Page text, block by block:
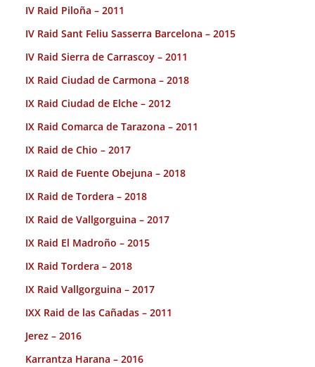
IV Raid Piloña – 2011
IV Raid Sant Feliu Sasserra Barcelona – 2015
IV Raid Sierra de Carrascoy – 2011
IX Raid Ciudad de Carmona – 2018
IX Raid Ciudad de Elche – 2012
IX Raid Comarca de Tarazona – 2011
IX Raid de Chio – 2017
IX Raid de Fuente Obejuna – 2018
IX Raid de Tordera – 2018
IX Raid de Vallgorguina – 2017
IX Raid El Madroño – 2015
IX Raid Tordera – 2018
IX Raid Vallgorguina – 2017
IXX Raid de las Cañadas – 2011
Jerez – 2016
Karrantza Harana – 2016